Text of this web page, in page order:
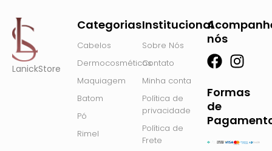
LanickStore
Categorias
Cabelos
Dermocosméticos
Maquiagem
Batom
Pó
Rimel
Institucional
Sobre Nós
Contato
Minha conta
Política de
privacidade
Política de
Frete
nós
F
c
e
b
o
I
s
a
g
Formas
de